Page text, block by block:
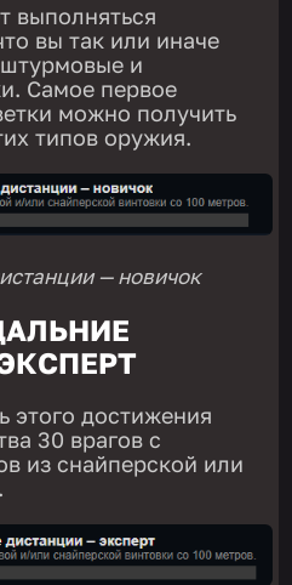
выполняться
вы так или иначе
штурмовые и
Самое первое
можно получить
типов оружия.
— новичок
этого достижения
30 врагов с
из снайперской или